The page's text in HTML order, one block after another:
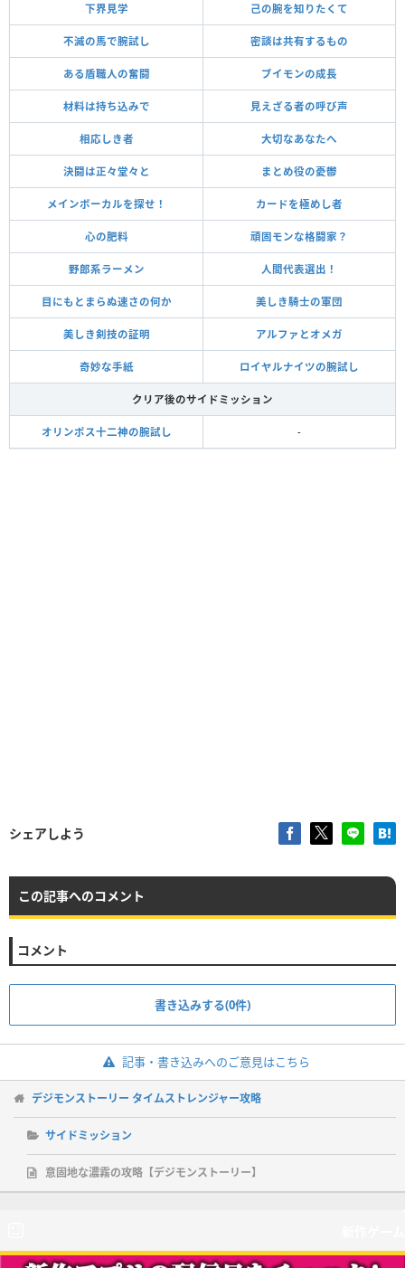
下界見学 己の腕を知りたくて
不滅の馬で腕試し 密談は共有するもの
ある盾職人の奮闘 ブイモンの成長
材料は持ち込みで 見えざる者の呼び声
相応しき者 大切なあなたへ
決闘は正々堂々と まとめ役の憂鬱
メインボーカルを探せ！ カードを極めし者
心の肥料 頑固モンな格闘家？
野郎系ラーメン 人間代表選出！
目にもとまらぬ速さの何か 美しき騎士の軍団
美しき剣技の証明 アルファとオメガ
奇妙な手紙 ロイヤルナイツの腕試し
クリア後のサイドミッション
オリンポス十二神の腕試し -
シェアしよう
この記事へのコメント
コメント
書き込みする(0件)
記事・書き込みへのご意見はこちら
デジモンストーリー タイムストレンジャー攻略
サイドミッション
意固地な濃霧の攻略【デジモンストーリー】